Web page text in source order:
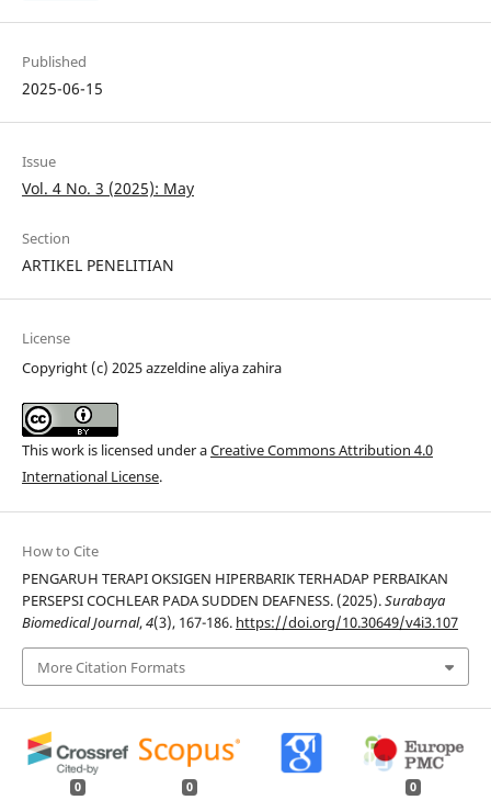
Published
2025-06-15
Issue
Vol. 4 No. 3 (2025): May
Section
ARTIKEL PENELITIAN
License
Copyright (c) 2025 azzeldine aliya zahira
This work is licensed under aCreative Commons Attribution 4.0
International License.
How to Cite
PENGARUH TERAPI OKSIGEN HIPERBARIK TERHADAP PERBAIKAN
PERSEPSI COCHLEAR PADA SUDDEN DEAFNESS. (2025).Surabaya
Biomedical Journal,4(3), 167-186. https://doi.org/10.30649/v4i3.107
More Citation Formats
0 0 0